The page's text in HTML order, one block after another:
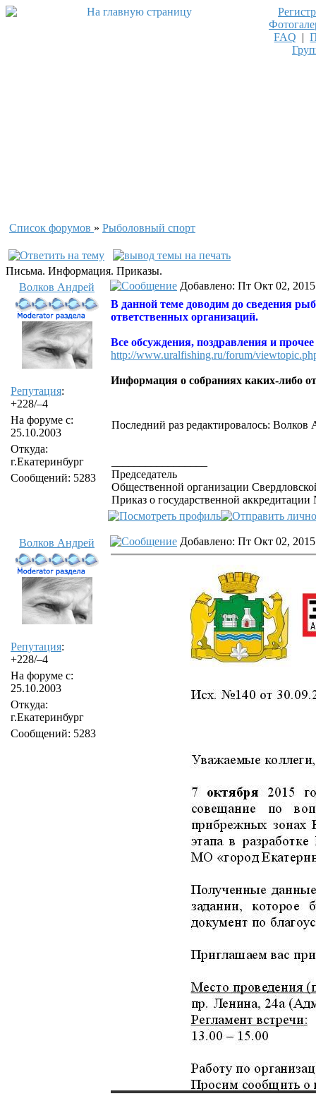
FAQ |
Список форумов » Рыболовный спорт
Письма. Информация. Приказы.
Волков Андрей
Репутация:
+228/–4
На форуме с:
25.10.2003
Откуда:
г.Екатеринбург
Сообщений: 5283
Добавлено: Пт Окт 02, 2015
В данной теме доводим до сведения
ответственных организаций.
Все обсуждения, поздравления и
http://www.uralfishing.ru/forum/
Информация о собраниях каких-либо
Последний раз редактировалось: Волков
Председатель
Общественной организации
Приказ о государственной
Волков Андрей
Репутация:
+228/–4
На форуме с:
25.10.2003
Откуда:
г.Екатеринбург
Сообщений: 5283
Добавлено: Пт Окт 02,